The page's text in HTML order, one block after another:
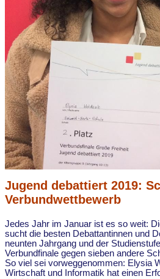
Jugend debattiert 2019:
Verbundwettbewerb
Jedes Jahr im Januar ist es so weit:
sucht die besten Debattantinnen und
neunten Jahrgang und der
Verbundfinale gegen sieben andere
So viel sei vorweggenommen: Elysia
Wirtschaft und Informatik hat einen